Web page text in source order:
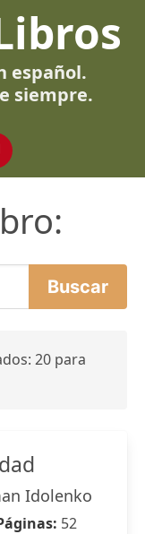
español.
siempre.
20 para
Idolenko
52